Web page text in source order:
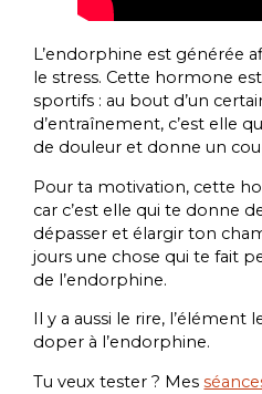
L’endorphine est générée
le stress. Cette hormone
sportifs : au bout d’un
d’entraînement, c’est elle
de douleur et donne un
Pour ta motivation, cette
car c’est elle qui te donne
dépasser et élargir ton
jours une chose qui te fait
de l’endorphine.
Il y a aussi le rire,
doper à l’endorphine.
Tu veux tester ? Mes